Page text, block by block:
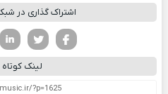
اشتراک گذاری در
لینک